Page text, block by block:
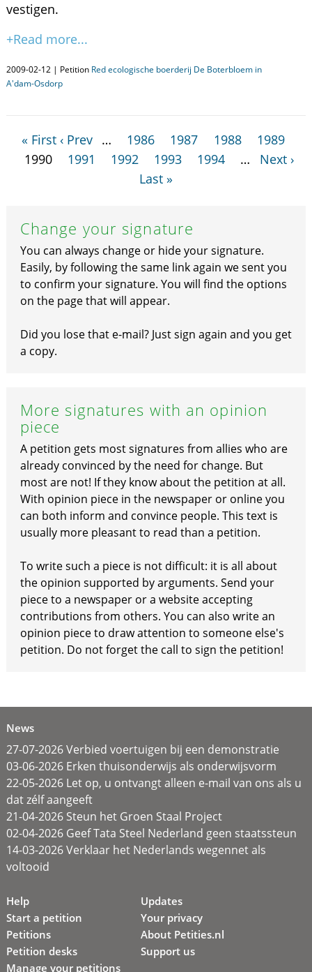
vestigen.
+Read more...
2009-02-12 | Petition Red ecologische boerderij De Boterbloem in
A'dam-Osdorp
« First ‹ Prev … 1986 1987 1988
1989
1990
1991 1992 1993 1994 …
Next ›
Last »
Change your signature
You can always change or hide your signature.
Easily, by following the same link again we sent you
to confirm your signature. You will find the options
on the page that will appear.
Did you lose that e-mail? Just sign again and you get
a copy.
More signatures with an opinion
piece
A petition gets most signatures from allies who are
already convinced by the need for change. But
most are not! If they know about the petition at all.
With opinion piece in the newspaper or online you
can both inform and convince people. This text is
usually more pleasant to read than a petition.
To write such a piece is not difficult: it is all about
the opinion supported by arguments. Send your
piece to a newspaper or a website accepting
contributions from others. You can also write an
opinion piece to draw attention to someone else's
petition. Do not forget the call to sign the petition!
News
27-07-2026 Verbied voertuigen bij een demonstratie
03-06-2026 Erken thuisonderwijs als onderwijsvorm
22-05-2026 Let op, u ontvangt alleen e-mail van ons als u
dat zélf aangeeft
21-04-2026 Steun het Groen Staal Project
02-04-2026 Geef Tata Steel Nederland geen staatssteun
14-03-2026 Verklaar het Nederlands wegennet als
voltooid
Help
Start a petition
Petitions
Petition desks
Manage your petitions
Updates
Your privacy
About Petities.nl
Support us